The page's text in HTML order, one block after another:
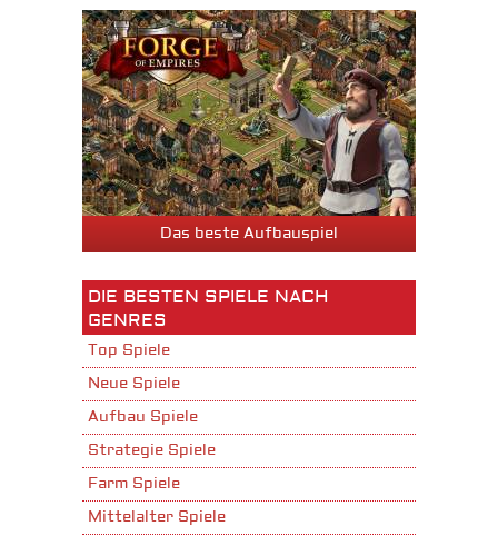
Das beste Aufbauspiel
DIE BESTEN SPIELE NACH
GENRES
Top Spiele
Neue Spiele
Aufbau Spiele
Strategie Spiele
Farm Spiele
Mittelalter Spiele